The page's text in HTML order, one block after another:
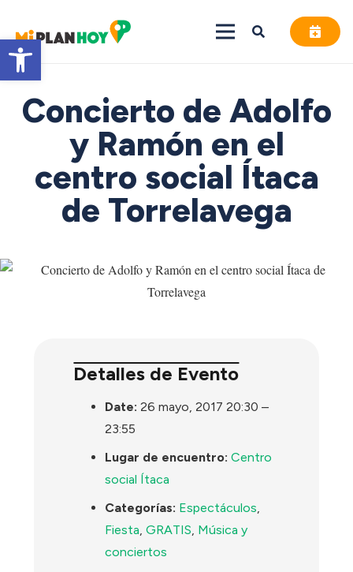
Abrir barra de herramientas
Concierto de Adolfo
y Ramón en el
centro social Ítaca
de Torrelavega
Detalles de Evento
Date: 26 mayo, 2017 20:30 –
23:55
Lugar de encuentro: Centro
social Ítaca
Categorías: Espectáculos,
Fiesta,GRATIS, Música y
conciertos